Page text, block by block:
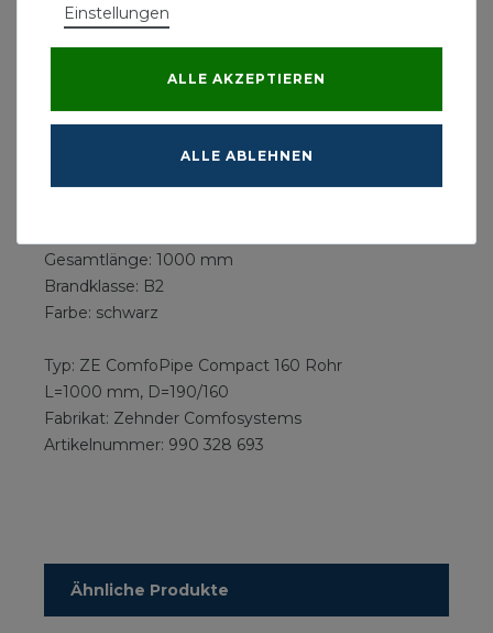
durch
geringes Gewicht.
Materialstärke: 15mm
Wärmeleitung: 0,037 W/mK
Gesamtlänge: 1000 mm
Brandklasse: B2
Farbe: schwarz
Typ: ZE ComfoPipe Compact 160 Rohr
L=1000 mm, D=190/160
Fabrikat: Zehnder Comfosystems
Artikelnummer: 990 328 693
Ähnliche Produkte
Einstellungen
ALLE AKZEPTIEREN
ALLE ABLEHNEN